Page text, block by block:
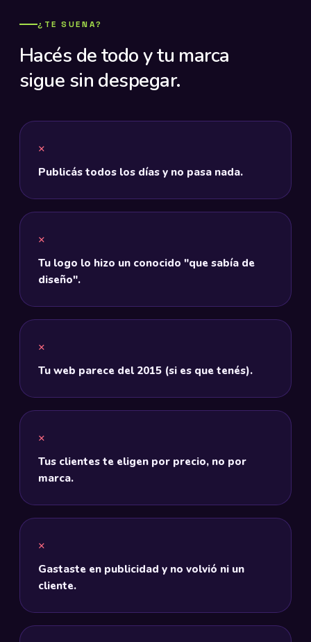
¿TE SUENA?
Hacés de todo y tu marca
sigue sin despegar.
Publicás todos los días y no pasa nada.
Tu logo lo hizo un conocido "que sabía de
diseño".
Tu web parece del 2015 (si es que tenés).
Tus clientes te eligen por precio, no por
marca.
Gastaste en publicidad y no volvió ni un
cliente.